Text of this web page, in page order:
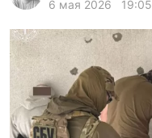
6 мая 2026
19:05